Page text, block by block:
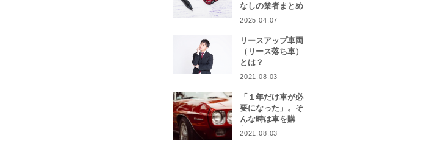
なしの業者まとめ
2025.04.07
リースアップ車両
（リース落ち車）
とは？
2021.08.03
「１年だけ車が必
要になった」。そ
んな時は車を購
入？カーリース？
2021.08.03